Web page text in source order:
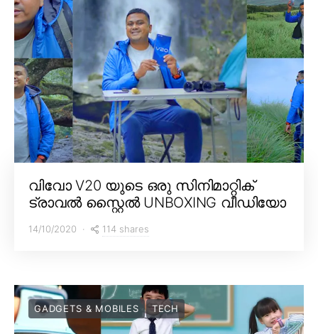
വിവോ V20 യുടെ ഒരു സിനിമാറ്റിക്
ട്രാവൽ സ്റ്റൈൽ UNBOXING വീഡിയോ
14/10/2020 114 shares
GADGETS & MOBILES TECH